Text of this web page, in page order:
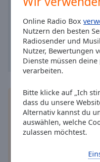
Online Radio Box
Nutzern den besten
Radiosender und
Nutzer, Bewertungen
Dienste müssen
verarbeiten.
Bitte klicke auf „Ich
dass du unsere
Alternativ kannst du
auswählen, welche
zulassen möchtest.
Background
Opacity
Installieren Sie
Smartphone die
Sie Ihr